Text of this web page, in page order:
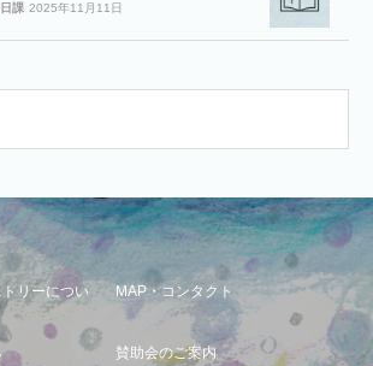
課 2025年11月11日
リーについ
MAP・コンタクト
賛助会のご案内